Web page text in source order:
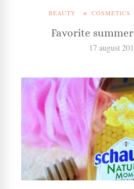
BEAUTY COSMETICS
Favorite
17 august